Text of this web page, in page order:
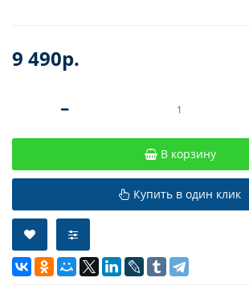
9 490р.
В корзину
Купить в один клик